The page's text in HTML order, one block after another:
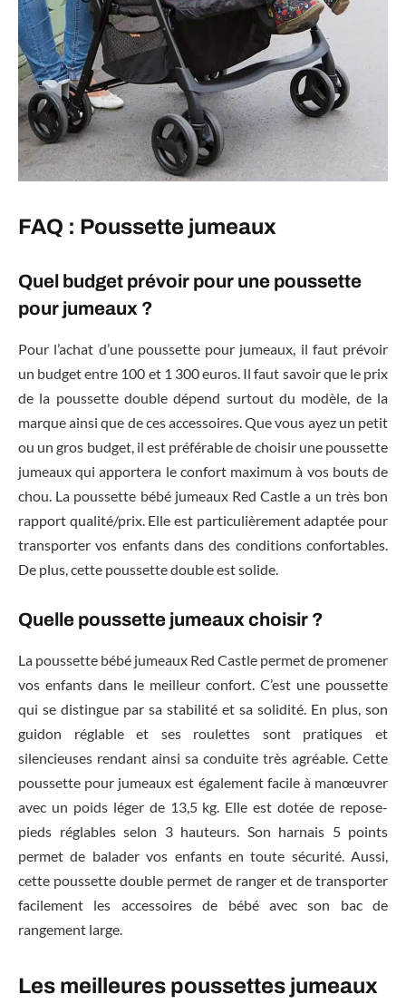
FAQ : Poussette jumeaux
Quel budget prévoir pour une poussette
pour jumeaux ?
Pour l’achat d’une poussette pour jumeaux, il faut prévoir
un budget entre 100 et 1 300 euros. Il faut savoir que le prix
de la poussette double dépend surtout du modèle, de la
marque ainsi que de ces accessoires. Que vous ayez un petit
ou un gros budget, il est préférable de choisir une poussette
jumeaux qui apportera le confort maximum à vos bouts de
chou. La poussette bébé jumeaux Red Castle a un très bon
rapport qualité/prix. Elle est particulièrement adaptée pour
transporter vos enfants dans des conditions confortables.
De plus, cette poussette double est solide.
Quelle poussette jumeaux choisir ?
La poussette bébé jumeaux Red Castle permet de promener
vos enfants dans le meilleur confort. C’est une poussette
qui se distingue par sa stabilité et sa solidité. En plus, son
guidon réglable et ses roulettes sont pratiques et
silencieuses rendant ainsi sa conduite très agréable. Cette
poussette pour jumeaux est également facile à manœuvrer
avec un poids léger de 13,5 kg. Elle est dotée de repose-
pieds réglables selon 3 hauteurs. Son harnais 5 points
permet de balader vos enfants en toute sécurité. Aussi,
cette poussette double permet de ranger et de transporter
facilement les accessoires de bébé avec son bac de
rangement large.
Les meilleures poussettes jumeaux